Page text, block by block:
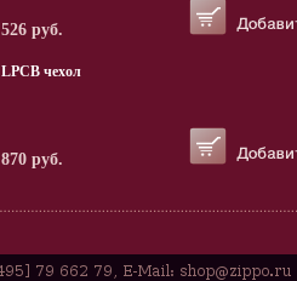
526 руб.
LPCB чехол
870 руб.